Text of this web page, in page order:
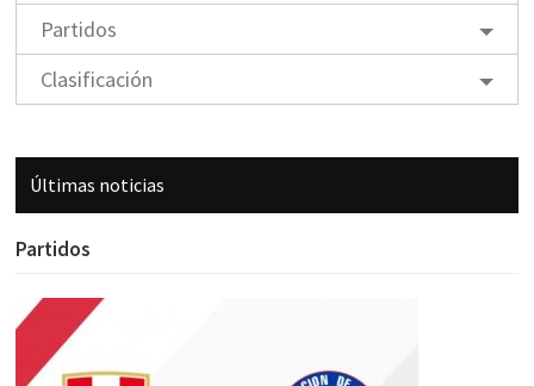
Partidos
Clasificación
Últimas noticias
Partidos